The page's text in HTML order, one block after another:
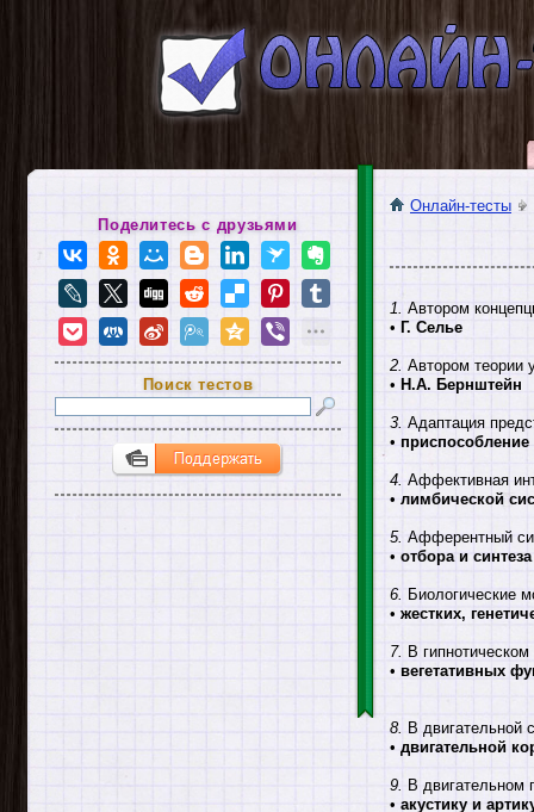
Онлайн-тесты
1. Автором
• Г. Селье
2. Автором теории
• Н.А. Бернштейн
3. Адаптация
•
4. Аффективная
• лимбической
5. Афферентный
• отбора и
6. Биологические
• жестких,
7. В
• вегетативных
8. В двигательной
• двигательной
9. В двигательном
• акустику и
Поделитесь с друзьями
Поиск тестов